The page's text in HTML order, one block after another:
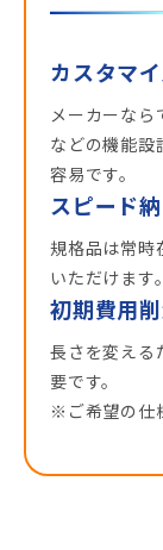
カスタマ
メーカーなら
などの機能設
容易です。
スピード
規格品は常時
いただけます。
初期費用
長さを変える
要です。
※ご希望の仕